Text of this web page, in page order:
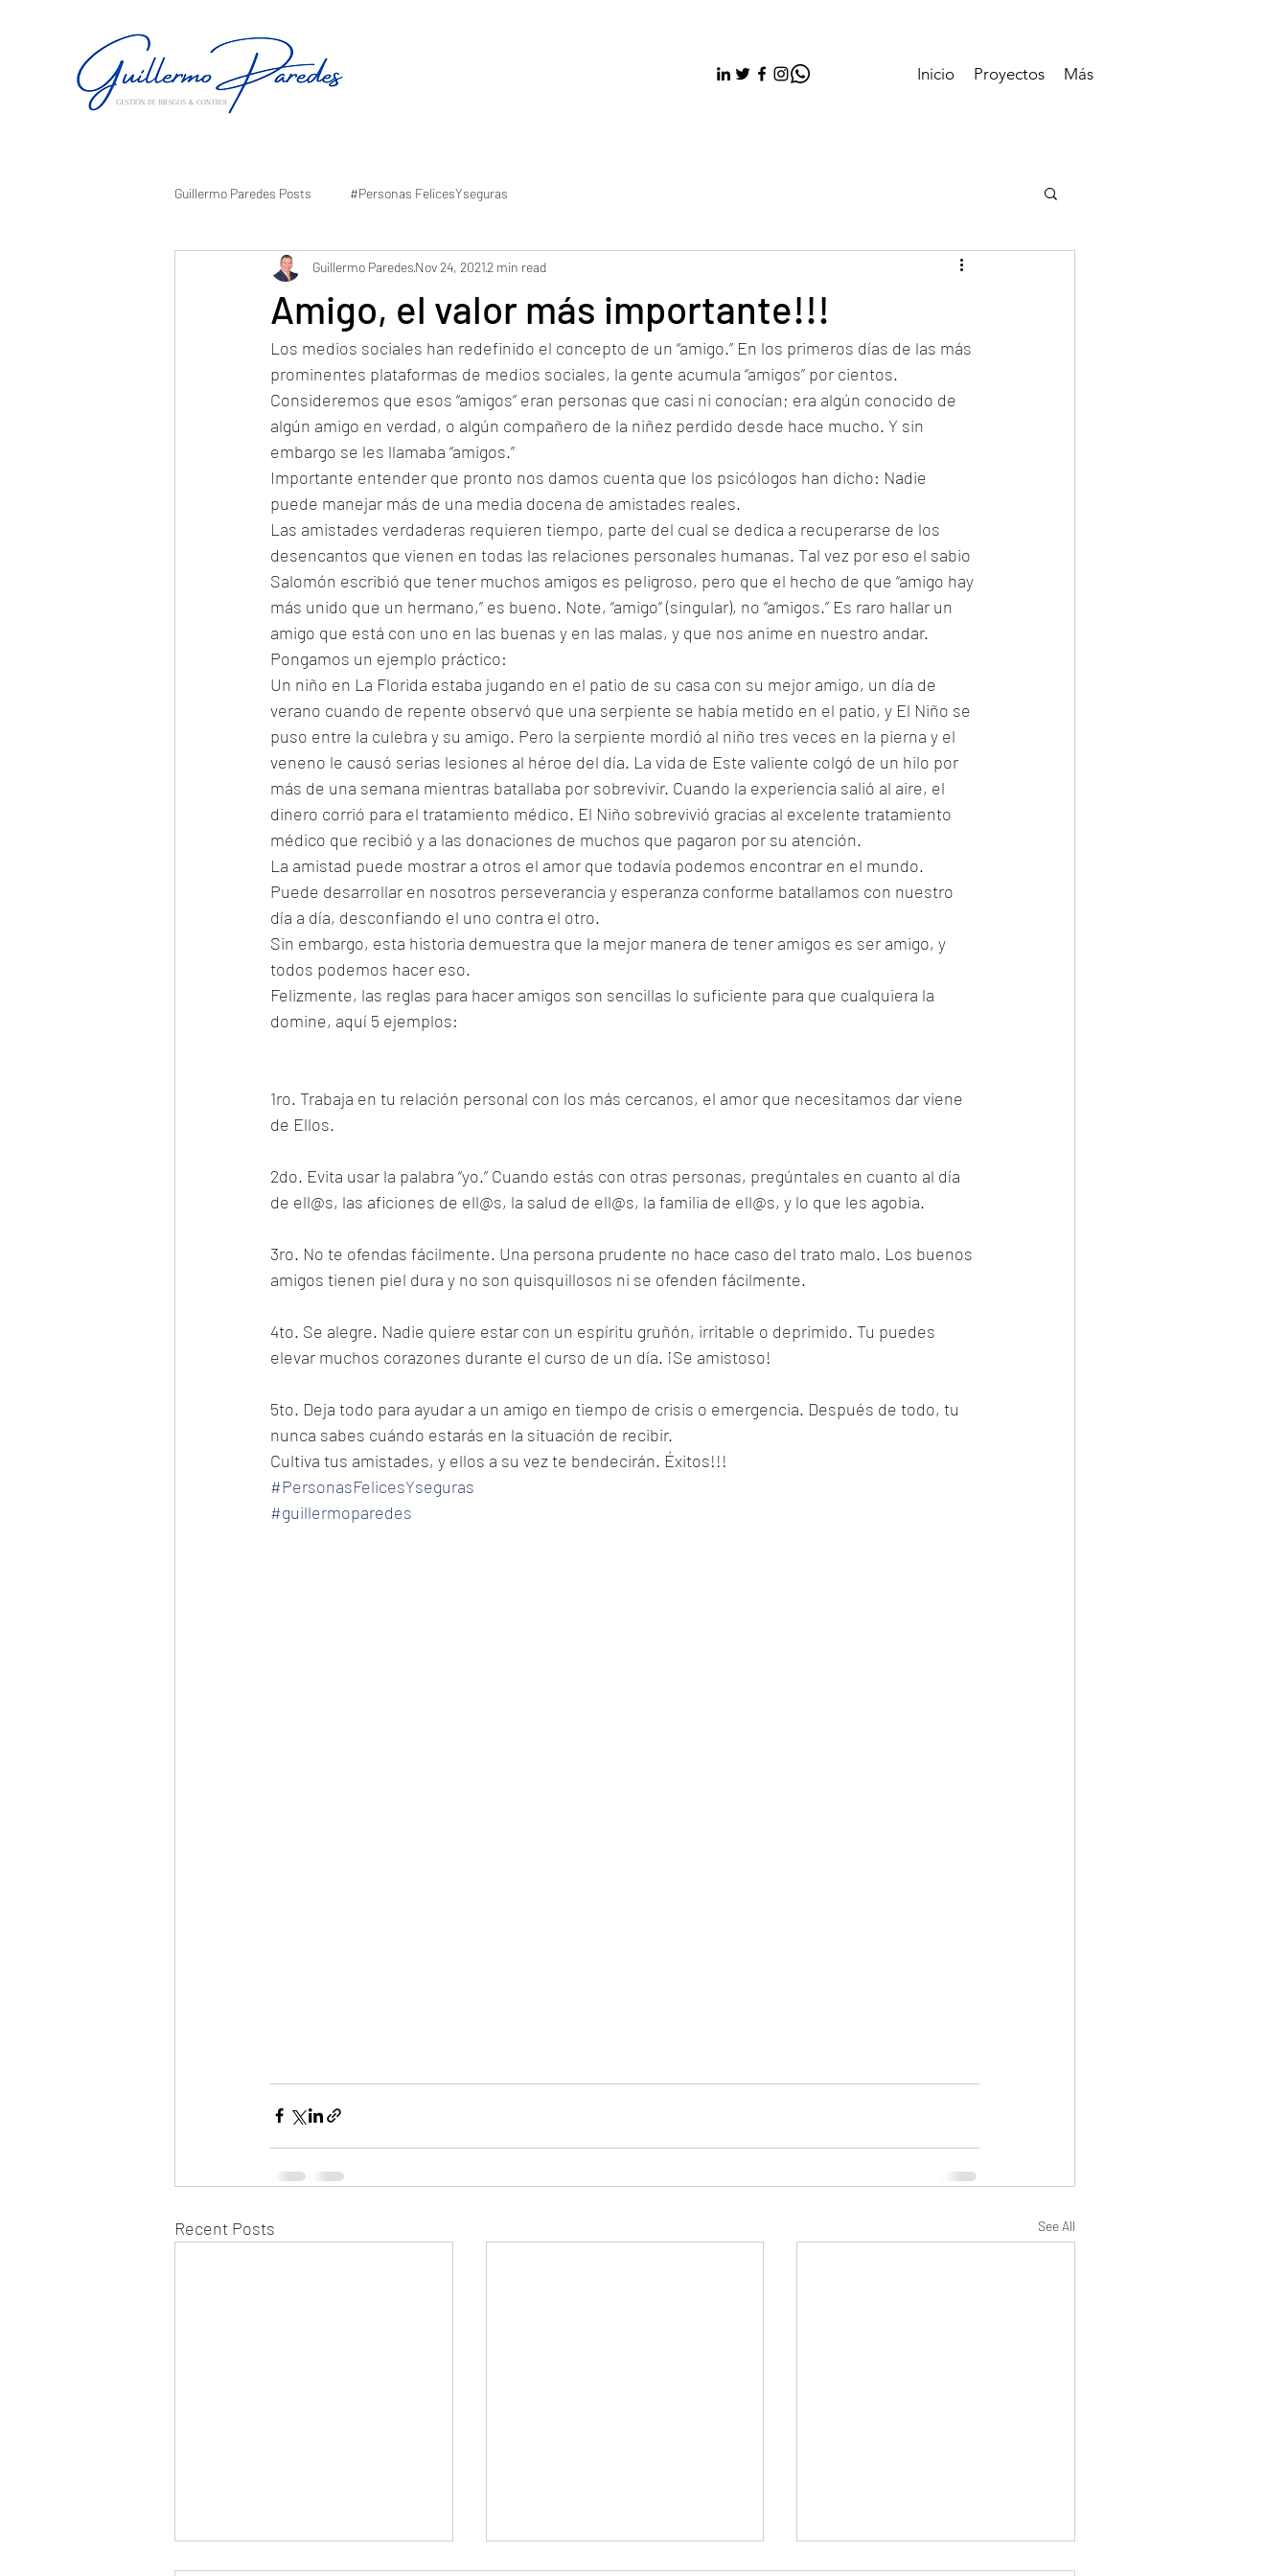
Inicio Proyectos Más
Guillermo Paredes Posts #Personas FelicesYseguras
Amigo, el valor más importante!!!
Guillermo ParedesNov 24, 20212 min read
Los medios sociales han redefinido el concepto de un “amigo.” En los primeros días de las más
prominentes plataformas de medios sociales, la gente acumula “amigos” por cientos.
Consideremos que esos “amigos” eran personas que casi ni conocían; era algún conocido de
algún amigo en verdad, o algún compañero de la niñez perdido desde hace mucho. Y sin
embargo se les llamaba “amigos.”
Importante entender que pronto nos damos cuenta que los psicólogos han dicho: Nadie
puede manejar más de una media docena de amistades reales.
Las amistades verdaderas requieren tiempo, parte del cual se dedica a recuperarse de los
desencantos que vienen en todas las relaciones personales humanas. Tal vez por eso el sabio
Salomón escribió que tener muchos amigos es peligroso, pero que el hecho de que “amigo hay
más unido que un hermano,” es bueno. Note, “amigo” (singular), no “amigos.” Es raro hallar un
amigo que está con uno en las buenas y en las malas, y que nos anime en nuestro andar.
Pongamos un ejemplo práctico:
Un niño en La Florida estaba jugando en el patio de su casa con su mejor amigo, un día de
verano cuando de repente observó que una serpiente se había metido en el patio, y El Niño se
puso entre la culebra y su amigo. Pero la serpiente mordió al niño tres veces en la pierna y el
veneno le causó serias lesiones al héroe del día. La vida de Este valiente colgó de un hilo por
más de una semana mientras batallaba por sobrevivir. Cuando la experiencia salió al aire, el
dinero corrió para el tratamiento médico. El Niño sobrevivió gracias al excelente tratamiento
médico que recibió y a las donaciones de muchos que pagaron por su atención.
La amistad puede mostrar a otros el amor que todavía podemos encontrar en el mundo.
Puede desarrollar en nosotros perseverancia y esperanza conforme batallamos con nuestro
día a día, desconfiando el uno contra el otro.
Sin embargo, esta historia demuestra que la mejor manera de tener amigos es ser amigo, y
todos podemos hacer eso.
Felizmente, las reglas para hacer amigos son sencillas lo suficiente para que cualquiera la
domine, aquí 5 ejemplos:
1ro. Trabaja en tu relación personal con los más cercanos, el amor que necesitamos dar viene
de Ellos.
2do. Evita usar la palabra “yo.” Cuando estás con otras personas, pregúntales en cuanto al día
de ell@s, las aficiones de ell@s, la salud de ell@s, la familia de ell@s, y lo que les agobia.
3ro. No te ofendas fácilmente. Una persona prudente no hace caso del trato malo. Los buenos
amigos tienen piel dura y no son quisquillosos ni se ofenden fácilmente.
4to. Se alegre. Nadie quiere estar con un espíritu gruñón, irritable o deprimido. Tu puedes
elevar muchos corazones durante el curso de un día. ¡Se amistoso!
5to. Deja todo para ayudar a un amigo en tiempo de crisis o emergencia. Después de todo, tu
nunca sabes cuándo estarás en la situación de recibir.
Cultiva tus amistades, y ellos a su vez te bendecirán. Éxitos!!!
#PersonasFelicesYseguras
#guillermoparedes
Recent Posts See All